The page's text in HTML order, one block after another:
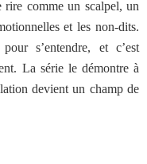
comme un scalpel, un
et les non-dits.
s’entendre, et c’est
La série le démontre à
devient un champ de